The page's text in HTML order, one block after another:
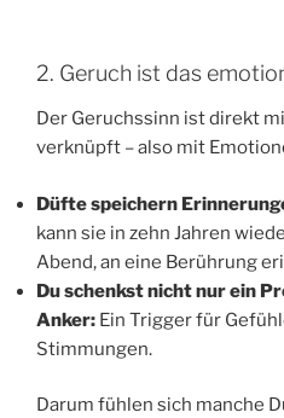
2. Geruch ist das
Der Geruchssinn ist direkt
verknüpft – also mit
Düfte speichern
kann sie in zehn Jahren
Abend, an eine Berührung
Du schenkst nicht nur ein
Anker: Ein Trigger für
Stimmungen.
Darum fühlen sich manche